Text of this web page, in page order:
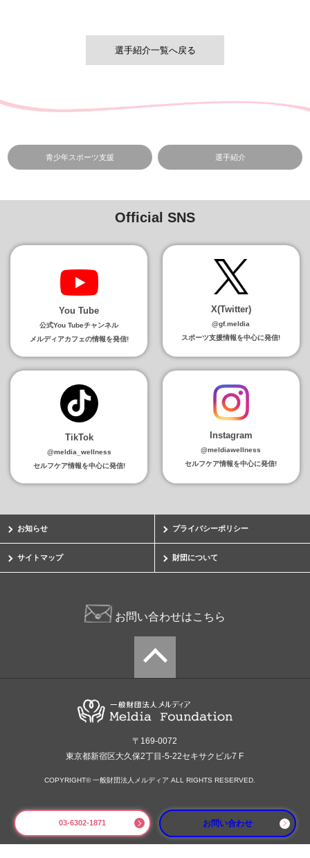
03-6302-1871 お問い合わせ
選手紹介一覧へ戻る
青少年スポーツ支援 選手紹介
Official SNS
You Tube
公式You Tubeチャンネル
メルディアカフェの情報を発信!
X(Twitter)
@gf.meldia
スポーツ支援情報を中心に発信!
TikTok
@meldia_wellness
セルフケア情報を中心に発信!
Instagram
@meldiawellness
セルフケア情報を中心に発信!
お知らせ プライバシーポリシー
サイトマップ 財団について
お問い合わせはこちら
〒169-0072
東京都新宿区大久保2丁目-5-22セキサクビル7 F
COPYRIGHT© 一般財団法人メルディア ALL RIGHTS RESERVED.